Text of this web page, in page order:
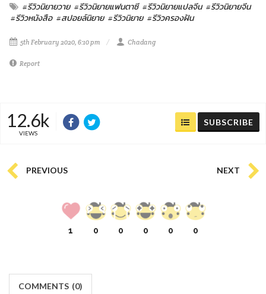
#รีวิวนิยายวาย #รีวิวนิยายแฟนตาซี #รีวิวนิยายแปลจีน #รีวิวนิยายจีน
#รีวิวหนังสือ #สปอยล์นิยาย #รีวิวนิยาย #รีวิวครองฝัน
5th February 2020, 6:10 pm Chadang
Report
12.6k
VIEWS
SUBSCRIBE
PREVIOUS NEXT
1 0 0 0 0 0
COMMENTS (0)